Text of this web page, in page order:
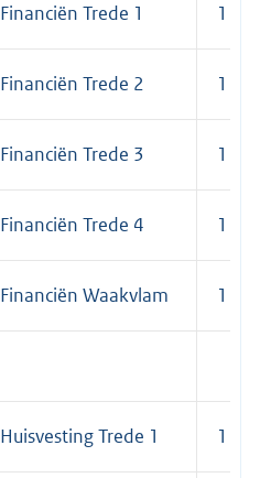
Financiën Trede 1 1
Financiën Trede 2 1
Financiën Trede 3 1
Financiën Trede 4 1
Financiën Waakvlam 1
Huisvesting Trede 1 1